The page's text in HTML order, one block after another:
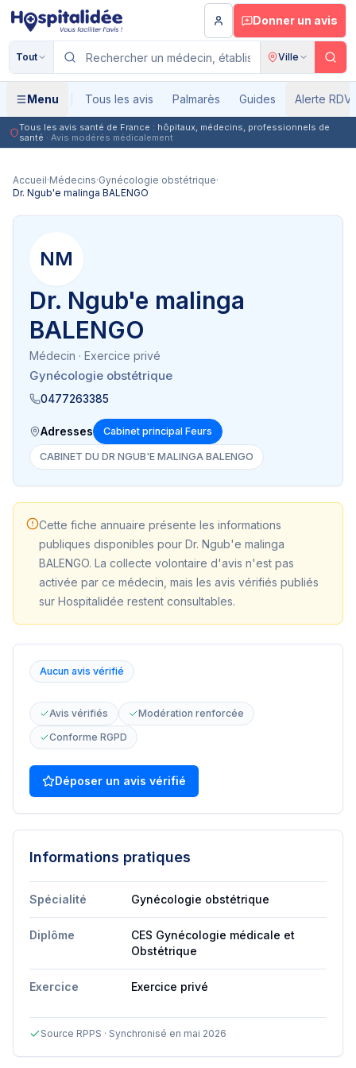
Aller au contenu principal
Donner un avis
Tout Ville
Menu Tous les avis Palmarès Guides Alerte RDV
Tous les avis santé de France : hôpitaux, médecins, professionnels de
santé · Avis modérés médicalement
Accueil·Médecins·Gynécologie obstétrique·
Dr. Ngub'e malinga BALENGO
NM
Dr. Ngub'e malinga
BALENGO
Médecin · Exercice privé
Gynécologie obstétrique
0477263385
Adresses Cabinet principal Feurs
CABINET DU DR NGUB'E MALINGA BALENGO
Cette fiche annuaire présente les informations
publiques disponibles pour Dr. Ngub'e malinga
BALENGO. La collecte volontaire d'avis n'est pas
activée par ce médecin, mais les avis vérifiés publiés
sur Hospitalidée restent consultables.
Aucun avis vérifié
Avis vérifiés
Modération renforcée
Conforme RGPD
Déposer un avis vérifié
Informations pratiques
Spécialité Gynécologie obstétrique
Diplôme
CES Gynécologie médicale et
Obstétrique
Exercice Exercice privé
Source RPPS · Synchronisé en mai 2026